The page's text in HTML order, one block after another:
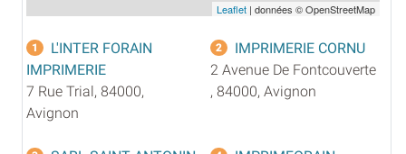
Leaflet | données © OpenStreetMap
1
L'INTER FORAIN
IMPRIMERIE
7 Rue Trial, 84000,
Avignon
2
IMPRIMERIE CORNU
2 Avenue De Fontcouverte
, 84000, Avignon